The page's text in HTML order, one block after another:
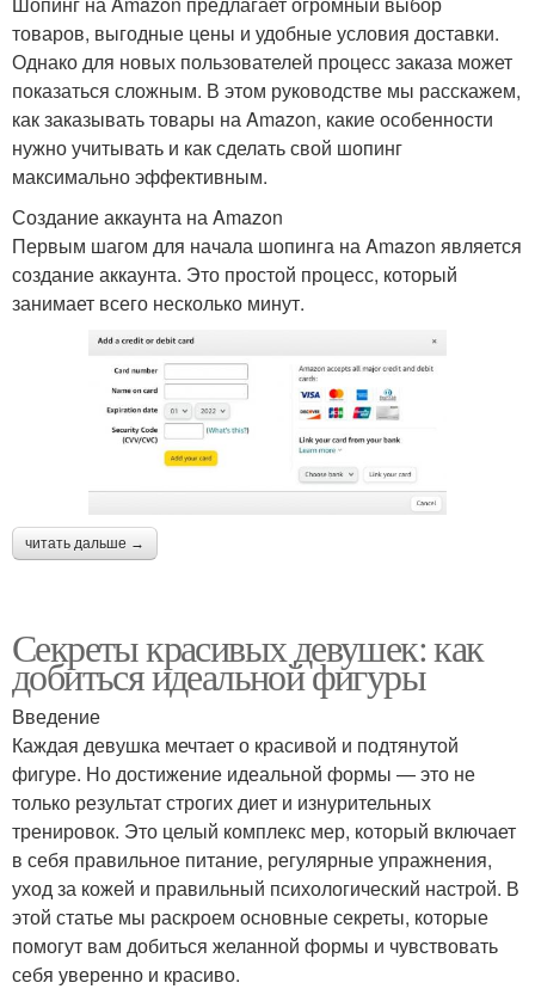
товаров, выгодные цены и удобные условия доставки.
Однако для новых пользователей процесс заказа может
показаться сложным. В этом руководстве мы расскажем,
как заказывать товары на Amazon, какие особенности
нужно учитывать и как сделать свой шопинг
максимально эффективным.
Создание аккаунта на Amazon
Первым шагом для начала шопинга на Amazon является
создание аккаунта. Это простой процесс, который
занимает всего несколько минут.
читать дальше →
Секреты красивых девушек: как
добиться идеальной фигуры
Введение
Каждая девушка мечтает о красивой и подтянутой
фигуре. Но достижение идеальной формы — это не
только результат строгих диет и изнурительных
тренировок. Это целый комплекс мер, который включает
в себя правильное питание, регулярные упражнения,
уход за кожей и правильный психологический настрой. В
этой статье мы раскроем основные секреты, которые
помогут вам добиться желанной формы и чувствовать
себя уверенно и красиво.